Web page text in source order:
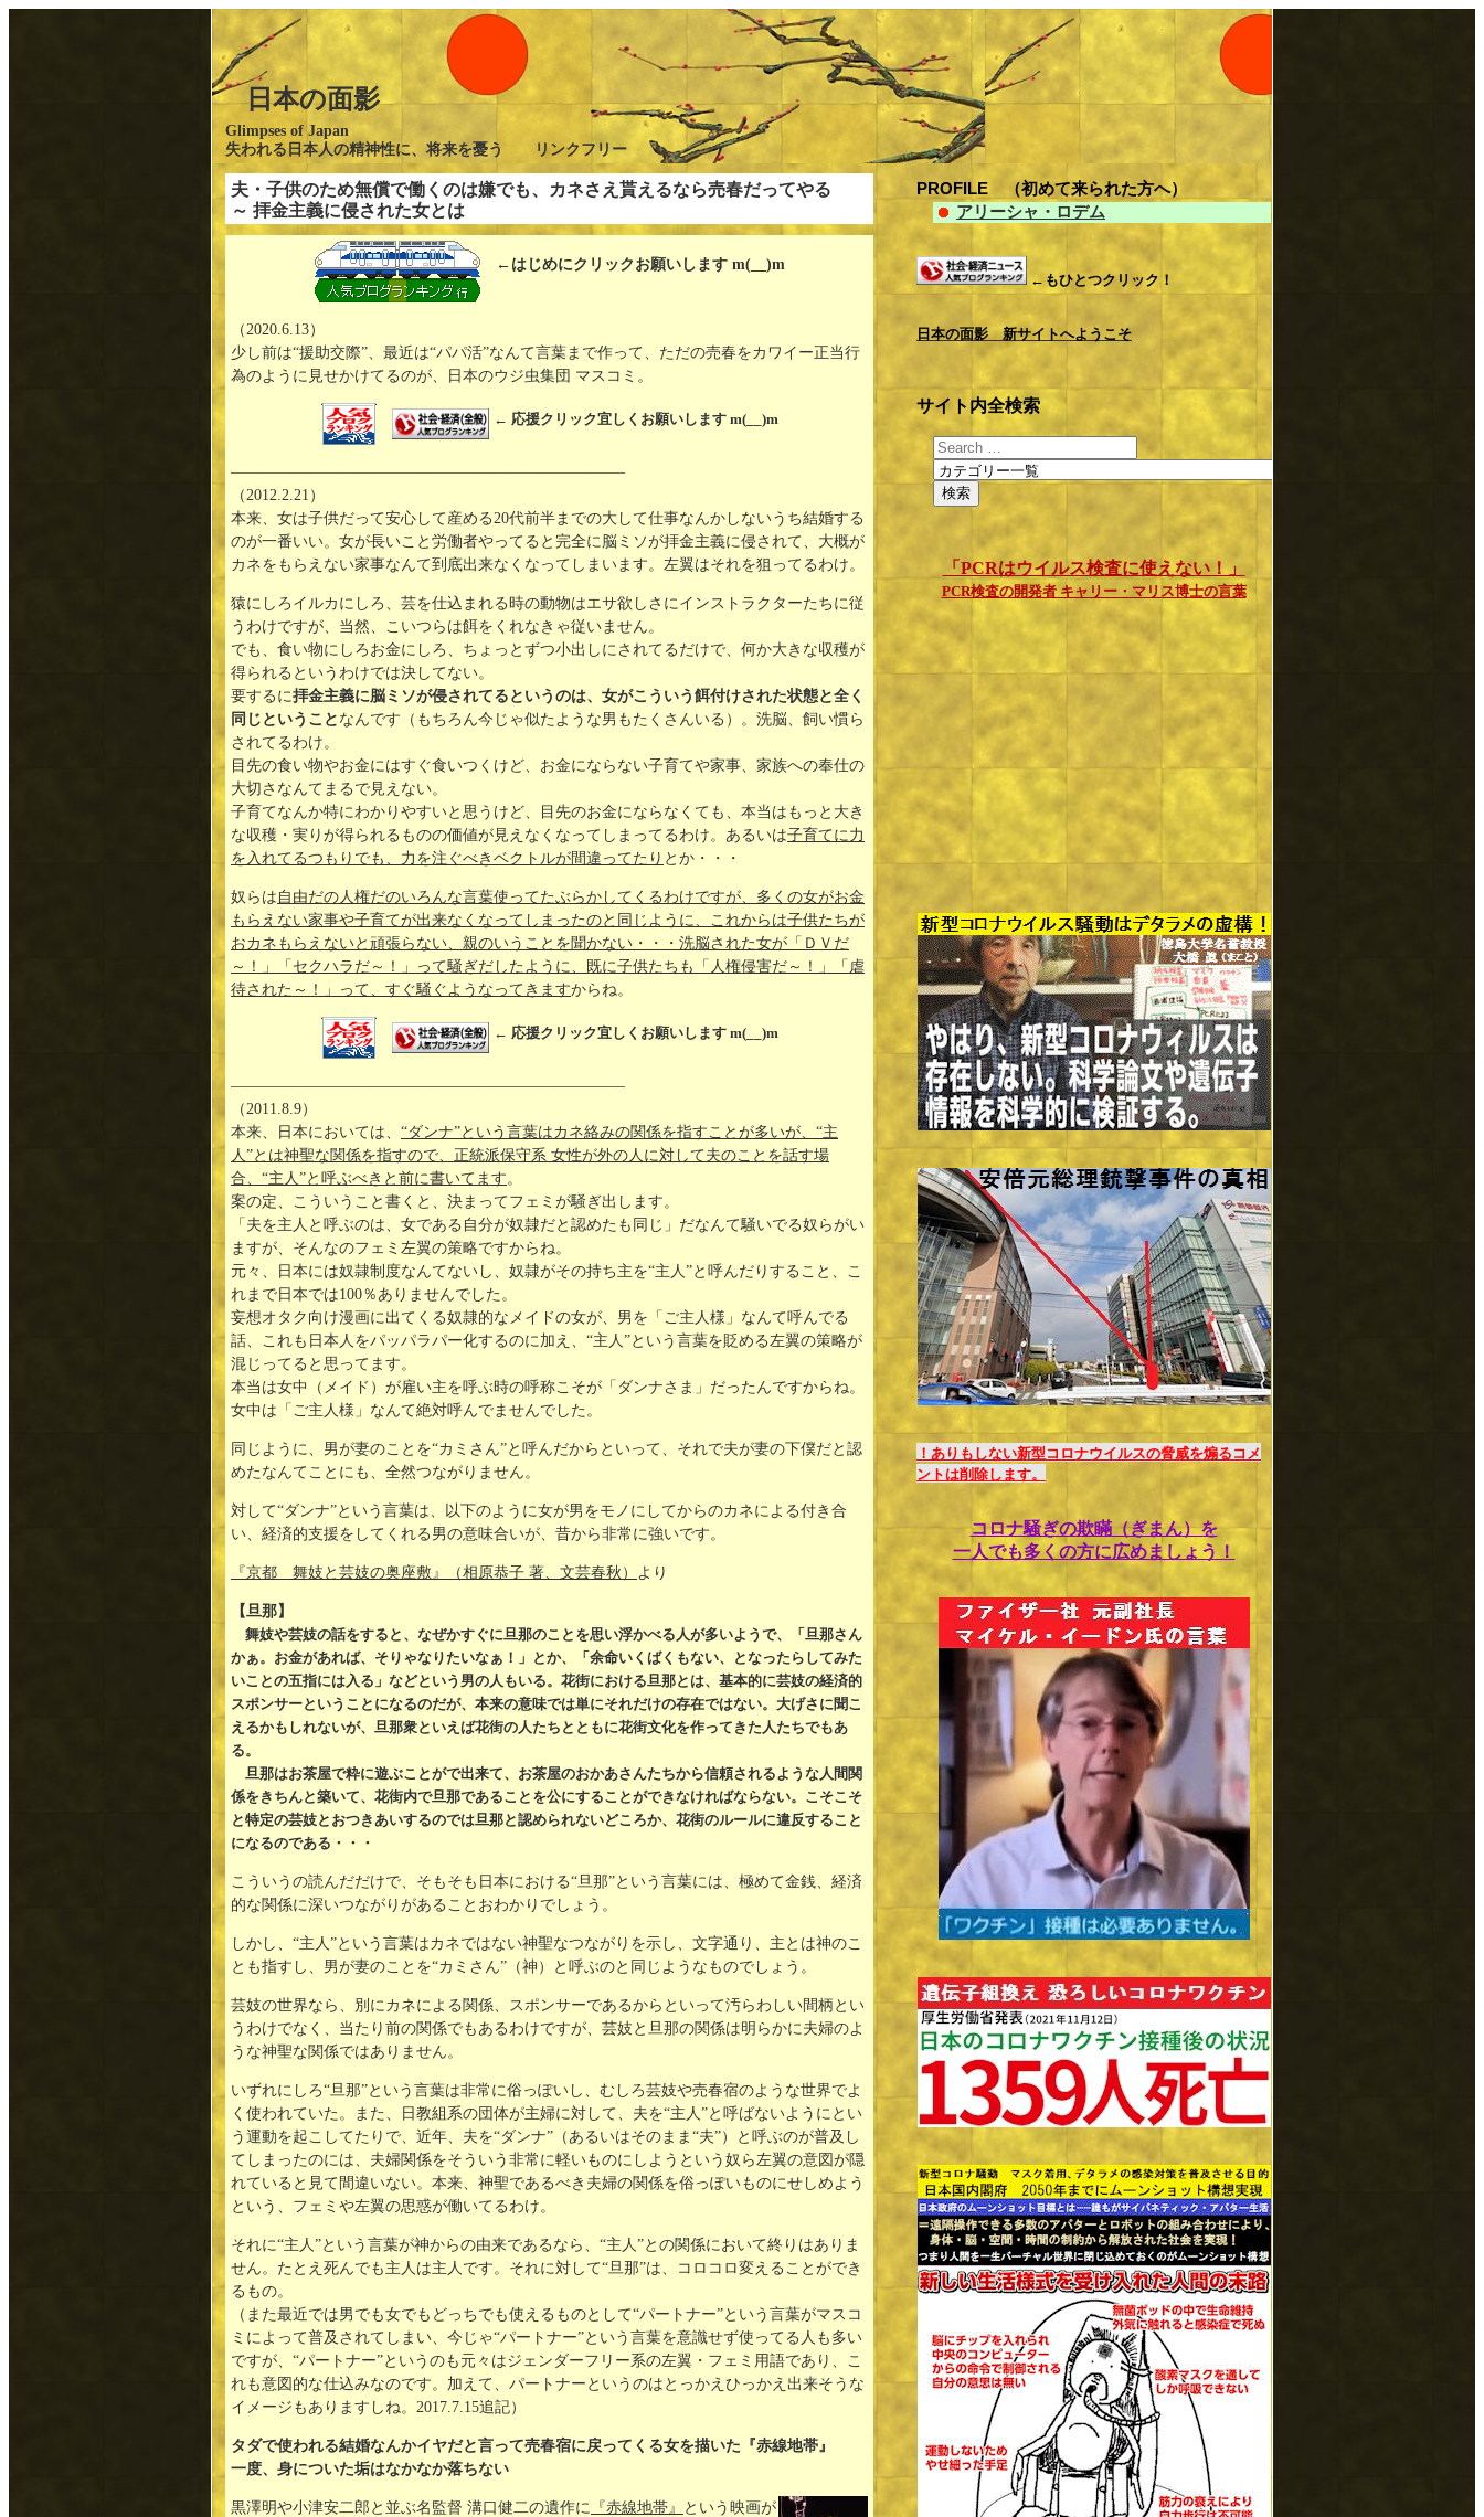
日本の面影
Glimpses of Japan
失われる日本人の精神性に、将来を憂う リンクフリー
夫・子供のため無償で働くのは嫌でも、カネさえ貰えるなら売春だってやる
～ 拝金主義に侵された女とは
←はじめにクリックお願いします m(__)m
（2020.6.13）
少し前は“援助交際”、最近は“パパ活”なんて言葉まで作って、ただの売春をカワイー正当行
為のように見せかけてるのが、日本のウジ虫集団 マスコミ。
← 応援クリック宜しくお願いします m(__)m
—————————————————————————–
（2012.2.21）
本来、女は子供だって安心して産める20代前半までの大して仕事なんかしないうち結婚する
のが一番いい。女が長いこと労働者やってると完全に脳ミソが拝金主義に侵されて、大概が
カネをもらえない家事なんて到底出来なくなってしまいます。左翼はそれを狙ってるわけ。
猿にしろイルカにしろ、芸を仕込まれる時の動物はエサ欲しさにインストラクターたちに従
うわけですが、当然、こいつらは餌をくれなきゃ従いません。
でも、食い物にしろお金にしろ、ちょっとずつ小出しにされてるだけで、何か大きな収穫が
得られるというわけでは決してない。
要するに拝金主義に脳ミソが侵されてるというのは、女がこういう餌付けされた状態と全く
同じということ なんです（もちろん今じゃ似たような男もたくさんいる）。洗脳、飼い慣ら
されてるわけ。
目先の食い物やお金にはすぐ食いつくけど、お金にならない子育てや家事、家族への奉仕の
大切さなんてまるで見えない。
子育てなんか特にわかりやすいと思うけど、目先のお金にならなくても、本当はもっと大き
な収穫・実りが得られるものの価値が見えなくなってしまってるわけ。あるいは子育てに力
を入れてるつもりでも、力を注ぐべきベクトルが間違ってたり とか・・・
奴らは 自由だの人権だのいろんな言葉使ってたぶらかしてくるわけですが、多くの女がお金
もらえない家事や子育てが出来なくなってしまったのと同じように、これからは子供たちが
おカネもらえないと頑張らない、親のいうことを聞かない・・・洗脳された女が「ＤＶだ
～！」「セクハラだ～！」って騒ぎだしたように、既に子供たちも「人権侵害だ～！」「虐
待された～！」って、すぐ騒ぐようなってきますからね。
← 応援クリック宜しくお願いします m(__)m
—————————————————————————–
（2011.8.9）
本来、日本においては、 “ダンナ”という言葉はカネ絡みの関係を指すことが多いが、“主
人”とは神聖な関係を指すので、正統派保守系 女性が外の人に対して夫のことを話す場
合、“主人”と呼ぶべきと前に書いてます。
案の定、こういうこと書くと、決まってフェミが騒ぎ出します。
「夫を主人と呼ぶのは、女である自分が奴隷だと認めたも同じ」だなんて騒いでる奴らがい
ますが、そんなのフェミ左翼の策略ですからね。
元々、日本には奴隷制度なんてないし、奴隷がその持ち主を“主人”と呼んだりすること、こ
れまで日本では100％ありませんでした。
妄想オタク向け漫画に出てくる奴隷的なメイドの女が、男を「ご主人様」なんて呼んでる
話、これも日本人をパッパラパー化するのに加え、“主人”という言葉を貶める左翼の策略が
混じってると思ってます。
本当は女中（メイド）が雇い主を呼ぶ時の呼称こそが「ダンナさま」だったんですからね。
女中は「ご主人様」なんて絶対呼んでませんでした。
同じように、男が妻のことを“カミさん”と呼んだからといって、それで夫が妻の下僕だと認
めたなんてことにも、全然つながりません。
対して“ダンナ”という言葉は、以下のように女が男をモノにしてからのカネによる付き合
い、経済的支援をしてくれる男の意味合いが、昔から非常に強いです。
『京都 舞妓と芸妓の奥座敷』（相原恭子 著、文芸春秋） より
【旦那】
舞妓や芸妓の話をすると、なぜかすぐに旦那のことを思い浮かべる人が多いようで、「旦那さん
かぁ。お金があれば、そりゃなりたいなぁ！」とか、「余命いくばくもない、となったらしてみた
いことの五指には入る」などという男の人もいる。花街における旦那とは、基本的に芸妓の経済的
スポンサーということになるのだが、本来の意味では単にそれだけの存在ではない。大げさに聞こ
えるかもしれないが、旦那衆といえば花街の人たちとともに花街文化を作ってきた人たちでもあ
る。
旦那はお茶屋で粋に遊ぶことがで出来て、お茶屋のおかあさんたちから信頼されるような人間関
係をきちんと築いて、花街内で旦那であることを公にすることができなければならない。こそこそ
と特定の芸妓とおつきあいするのでは旦那と認められないどころか、花街のルールに違反すること
になるのである・・・
こういうの読んだだけで、そもそも日本における“旦那”という言葉には、極めて金銭、経済
的な関係に深いつながりがあることおわかりでしょう。
しかし、“主人”という言葉はカネではない神聖なつながりを示し、文字通り、主とは神のこ
とも指すし、男が妻のことを“カミさん”（神）と呼ぶのと同じようなものでしょう。
芸妓の世界なら、別にカネによる関係、スポンサーであるからといって汚らわしい間柄とい
うわけでなく、当たり前の関係でもあるわけですが、芸妓と旦那の関係は明らかに夫婦のよ
うな神聖な関係ではありません。
いずれにしろ“旦那”という言葉は非常に俗っぽいし、むしろ芸妓や売春宿のような世界でよ
く使われていた。また、日教組系の団体が主婦に対して、夫を“主人”と呼ばないようにとい
う運動を起こしてたりで、近年、夫を“ダンナ”（あるいはそのまま“夫”）と呼ぶのが普及し
てしまったのには、夫婦関係をそういう非常に軽いものにしようという奴ら左翼の意図が隠
れていると見て間違いない。本来、神聖であるべき夫婦の関係を俗っぽいものにせしめよう
という、フェミや左翼の思惑が働いてるわけ。
それに“主人”という言葉が神からの由来であるなら、“主人”との関係において終りはありま
せん。たとえ死んでも主人は主人です。それに対して“旦那”は、コロコロ変えることができ
るもの。
（また最近では男でも女でもどっちでも使えるものとして“パートナー”という言葉がマスコ
ミによって普及されてしまい、今じゃ“パートナー”という言葉を意識せず使ってる人も多い
ですが、“パートナー”というのも元々はジェンダーフリー系の左翼・フェミ用語であり、こ
れも意図的な仕込みなのです。加えて、パートナーというのはとっかえひっかえ出来そうな
イメージもありますしね。2017.7.15追記）
タダで使われる結婚なんかイヤだと言って売春宿に戻ってくる女を描いた『赤線地帯』
一度、身についた垢はなかなか落ちない
黒澤明や小津安二郎と並ぶ名監督 溝口健二の遺作に 『赤線地帯』
という映画が
PROFILE （初めて来られた方へ）
アリーシャ・ロデム
←もひとつクリック！
日本の面影 新サイトへようこそ
サイト内全検索
「PCRはウイルス検査に使えない！」
PCR検査の開発者 キャリー・マリス博士の言葉
！ありもしない新型コロナウイルスの脅威を煽るコメ
ントは削除します。
コロナ騒ぎの欺瞞（ぎまん）を
一人でも多くの方に広めましょう！